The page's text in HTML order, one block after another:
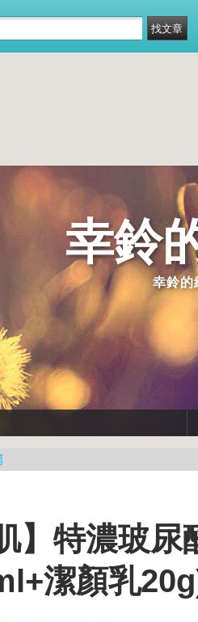
幸鈴
幸鈴的
】特濃玻
潔顏乳